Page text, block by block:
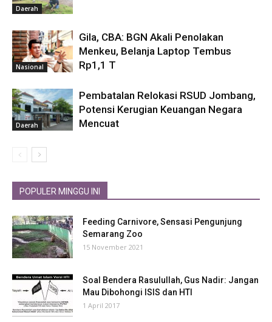
Daerah
Nasional
Gila, CBA: BGN Akali Penolakan
Menkeu, Belanja Laptop Tembus
Rp1,1 T
Daerah
Pembatalan Relokasi RSUD Jombang,
Potensi Kerugian Keuangan Negara
Mencuat
POPULER MINGGU INI
Feeding Carnivore, Sensasi Pengunjung
Semarang Zoo
15 November 2021
Soal Bendera Rasulullah, Gus Nadir: Jangan
Mau Dibohongi ISIS dan HTI
1 April 2017